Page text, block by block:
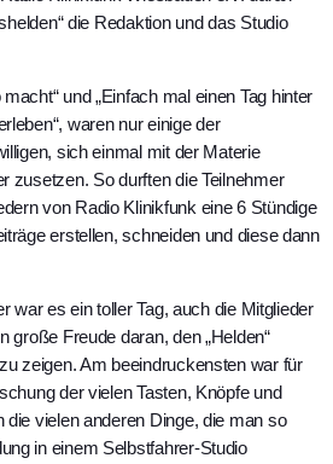
die Redaktion und das Studio
und „Einfach mal einen Tag hinter
waren nur einige der
sich einmal mit der Materie
zusetzen. So durften die Teilnehmer
von Radio Klinikfunk eine 6 Stündige
erstellen, schneiden und diese dann
war es ein toller Tag, auch die Mitglieder
große Freude daran, den „Helden“
zeigen. Am beeindruckensten war für
der vielen Tasten, Knöpfe und
die vielen anderen Dinge, die man so
in einem Selbstfahrer-Studio